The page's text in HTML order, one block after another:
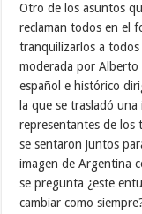
Otro de los asuntos
reclaman todos en el
tranquilizarlos a todos
moderada por Alberto
español e histórico
la que se trasladó
representantes de los
se sentaron juntos
imagen de Argentina
se pregunta ¿este
cambiar como